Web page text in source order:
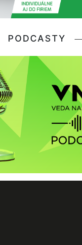
PODCASTY